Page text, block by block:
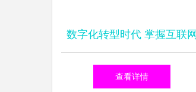
数字化转型时代 掌握互联网
营销新策略，决胜线上销售新
查看详情